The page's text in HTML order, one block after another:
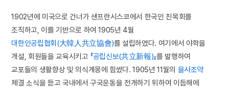
1902년에 미국으로 건너가 샌프란시스코에서 한국인 친목회를
조직하고, 이를 기반으로 하여 1905년 4월
대한인공립협회(大韓人共立協會)를 설립하였다. 여기에서 야학을
개설, 회원들을 교육시키고 『공립신보(共立新報)』를 발행하여
교포들의 생활향상 및 의식계몽에 힘썼다. 1905년 11월의 을사조약
체결 소식을 듣고 국내에서 구국운동을 전개하기 위하여 이듬해에